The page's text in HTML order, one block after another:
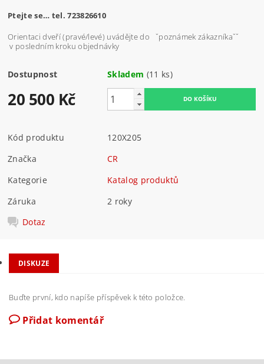
Ptejte se… tel. 723826610
Orientaci dveří (pravé/levé) uvádějte do ˇpoznámek zákazníkaˇˇ
v posledním kroku objednávky
Dostupnost Skladem (11 ks)
20 500 Kč
Kód produktu
120X205
Značka
CR
Kategorie
Katalog produktů
Záruka
2 roky
Dotaz
DISKUZE
Buďte první, kdo napíše příspěvek k této položce.
Přidat komentář